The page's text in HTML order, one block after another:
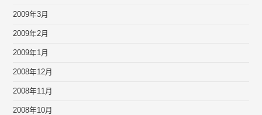
2009年3月
2009年2月
2009年1月
2008年12月
2008年11月
2008年10月